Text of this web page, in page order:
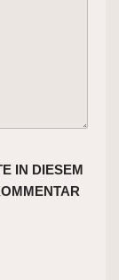
IN DIESEM